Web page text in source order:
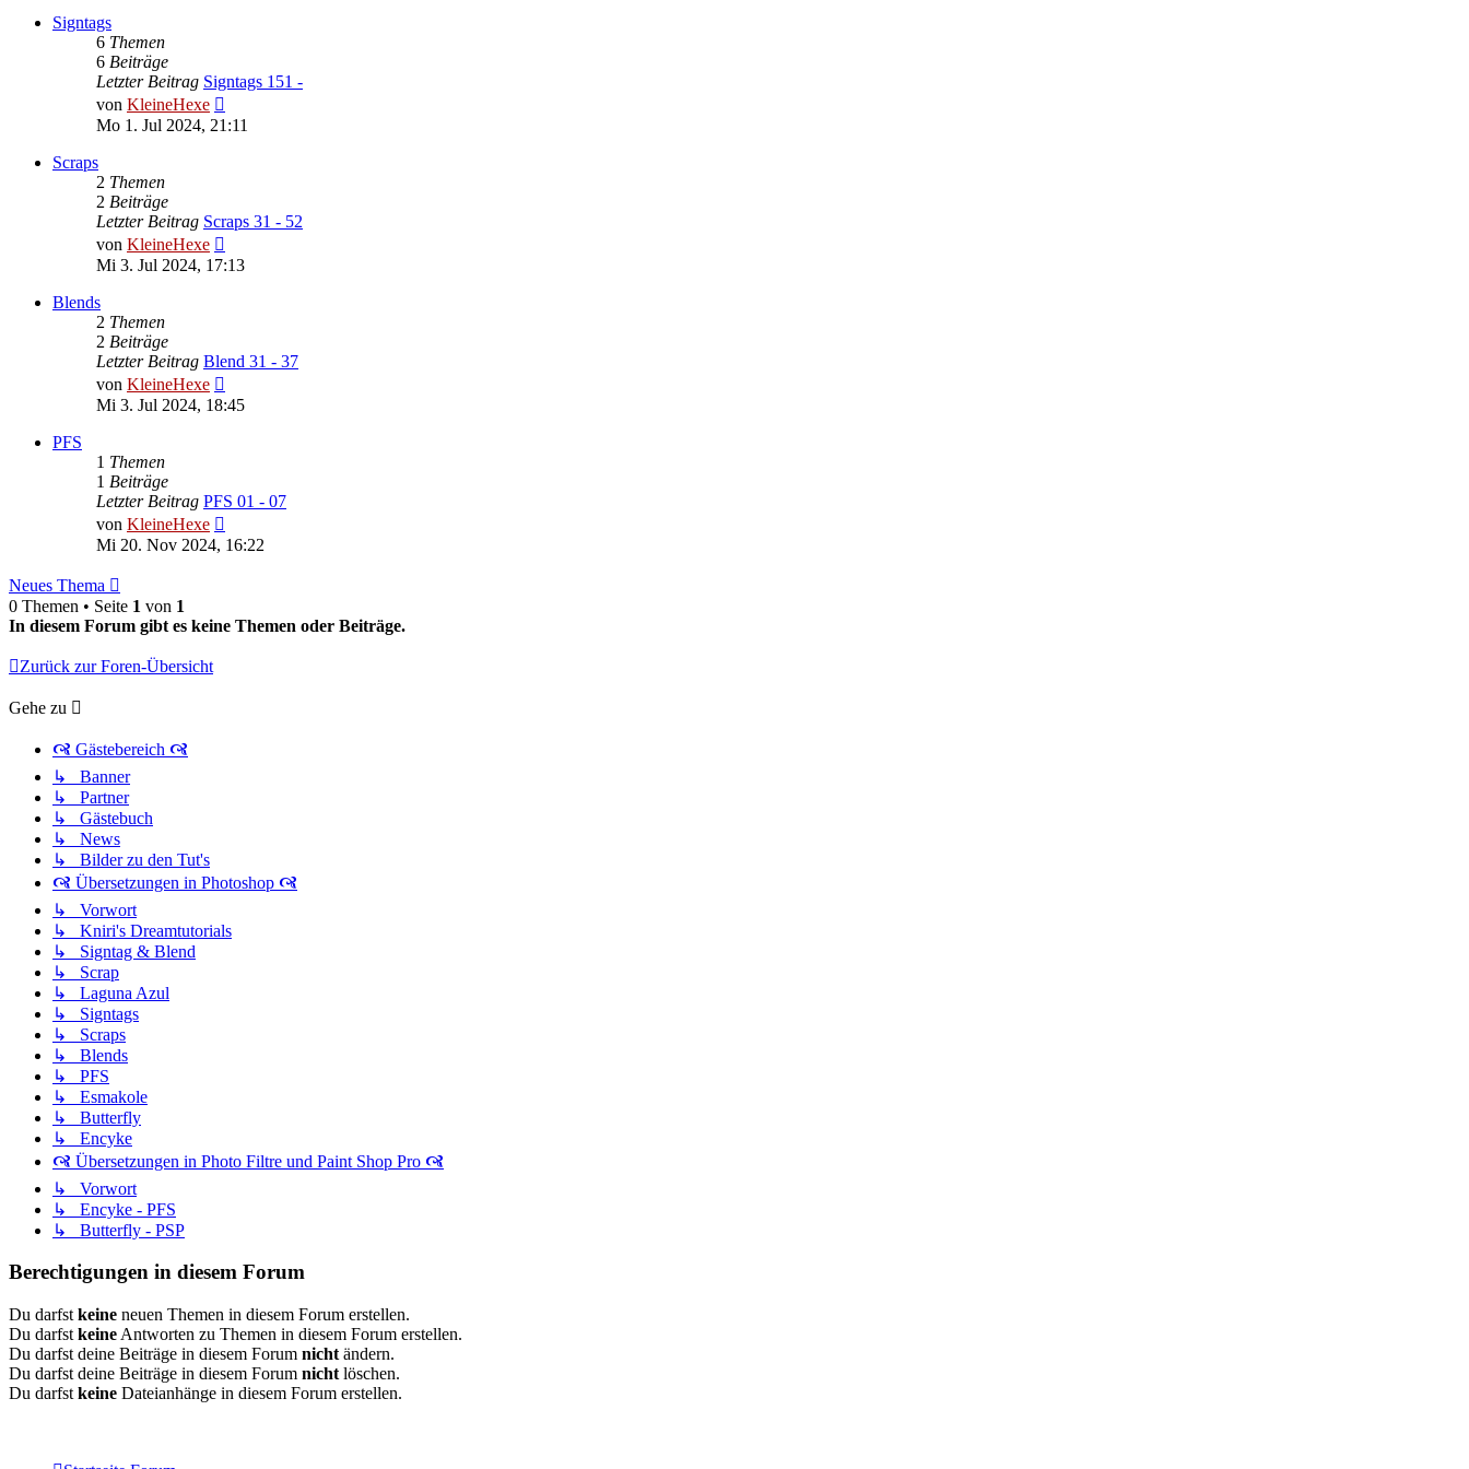
Signtags
6 Themen
6 Beiträge
Letzter Beitrag Signtags 151 -
von KleineHexe
Beitrag
Mo 1. Jul 2024, 21:11
Scraps
2 Themen
2 Beiträge
Letzter Beitrag Scraps 31 - 52
von KleineHexe
Beitrag
Mi 3. Jul 2024, 17:13
Blends
2 Themen
2 Beiträge
Letzter Beitrag Blend 31 - 37
von KleineHexe
Beitrag
Mi 3. Jul 2024, 18:45
PFS
1 Themen
1 Beiträge
Letzter Beitrag PFS 01 - 07
von KleineHexe
Beitrag
Mi 20. Nov 2024, 16:22
Neues Thema
0 Themen • Seite 1 von 1
In diesem Forum gibt es keine Themen oder Beiträge.
Zurück zur Foren-Übersicht
Gehe zu
🙧 Gästebereich 🙧
↳ Banner
↳ Partner
↳ Gästebuch
↳ News
↳ Bilder zu den Tut's
🙧 Übersetzungen in Photoshop 🙧
↳ Vorwort
↳ Kniri's Dreamtutorials
↳ Signtag & Blend
↳ Scrap
↳ Laguna Azul
↳ Signtags
↳ Scraps
↳ Blends
↳ PFS
↳ Esmakole
↳ Butterfly
↳ Encyke
🙧 Übersetzungen in Photo Filtre und Paint Shop Pro 🙧
↳ Vorwort
↳ Encyke - PFS
↳ Butterfly - PSP
Berechtigungen in diesem Forum
Du darfst keine neuen Themen in diesem Forum erstellen.
Du darfst keine Antworten zu Themen in diesem Forum erstellen.
Du darfst deine Beiträge in diesem Forum nicht ändern.
Du darfst deine Beiträge in diesem Forum nicht löschen.
Du darfst keine Dateianhänge in diesem Forum erstellen.